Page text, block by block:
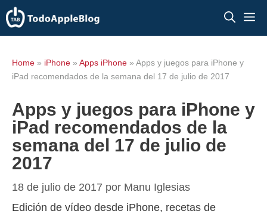
Saltar
al
Home » iPhone » Apps iPhone » Apps y juegos para iPhone y
iPad recomendados de la semana del 17 de julio de 2017
Apps y juegos para iPhone y
iPad recomendados de la
semana del 17 de julio de
2017
18 de julio de 2017 por Manu Iglesias
Edición de vídeo desde iPhone, recetas de